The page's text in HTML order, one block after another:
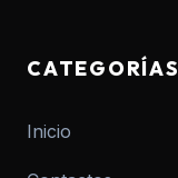
CATEGORÍAS
Inicio